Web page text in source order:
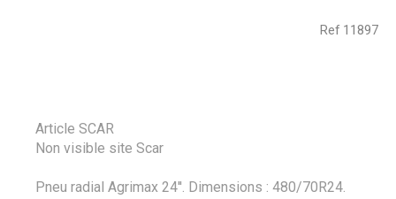
Ref 11897
Article SCAR
Non visible site Scar
Pneu radial Agrimax 24''. Dimensions : 480/70R24.